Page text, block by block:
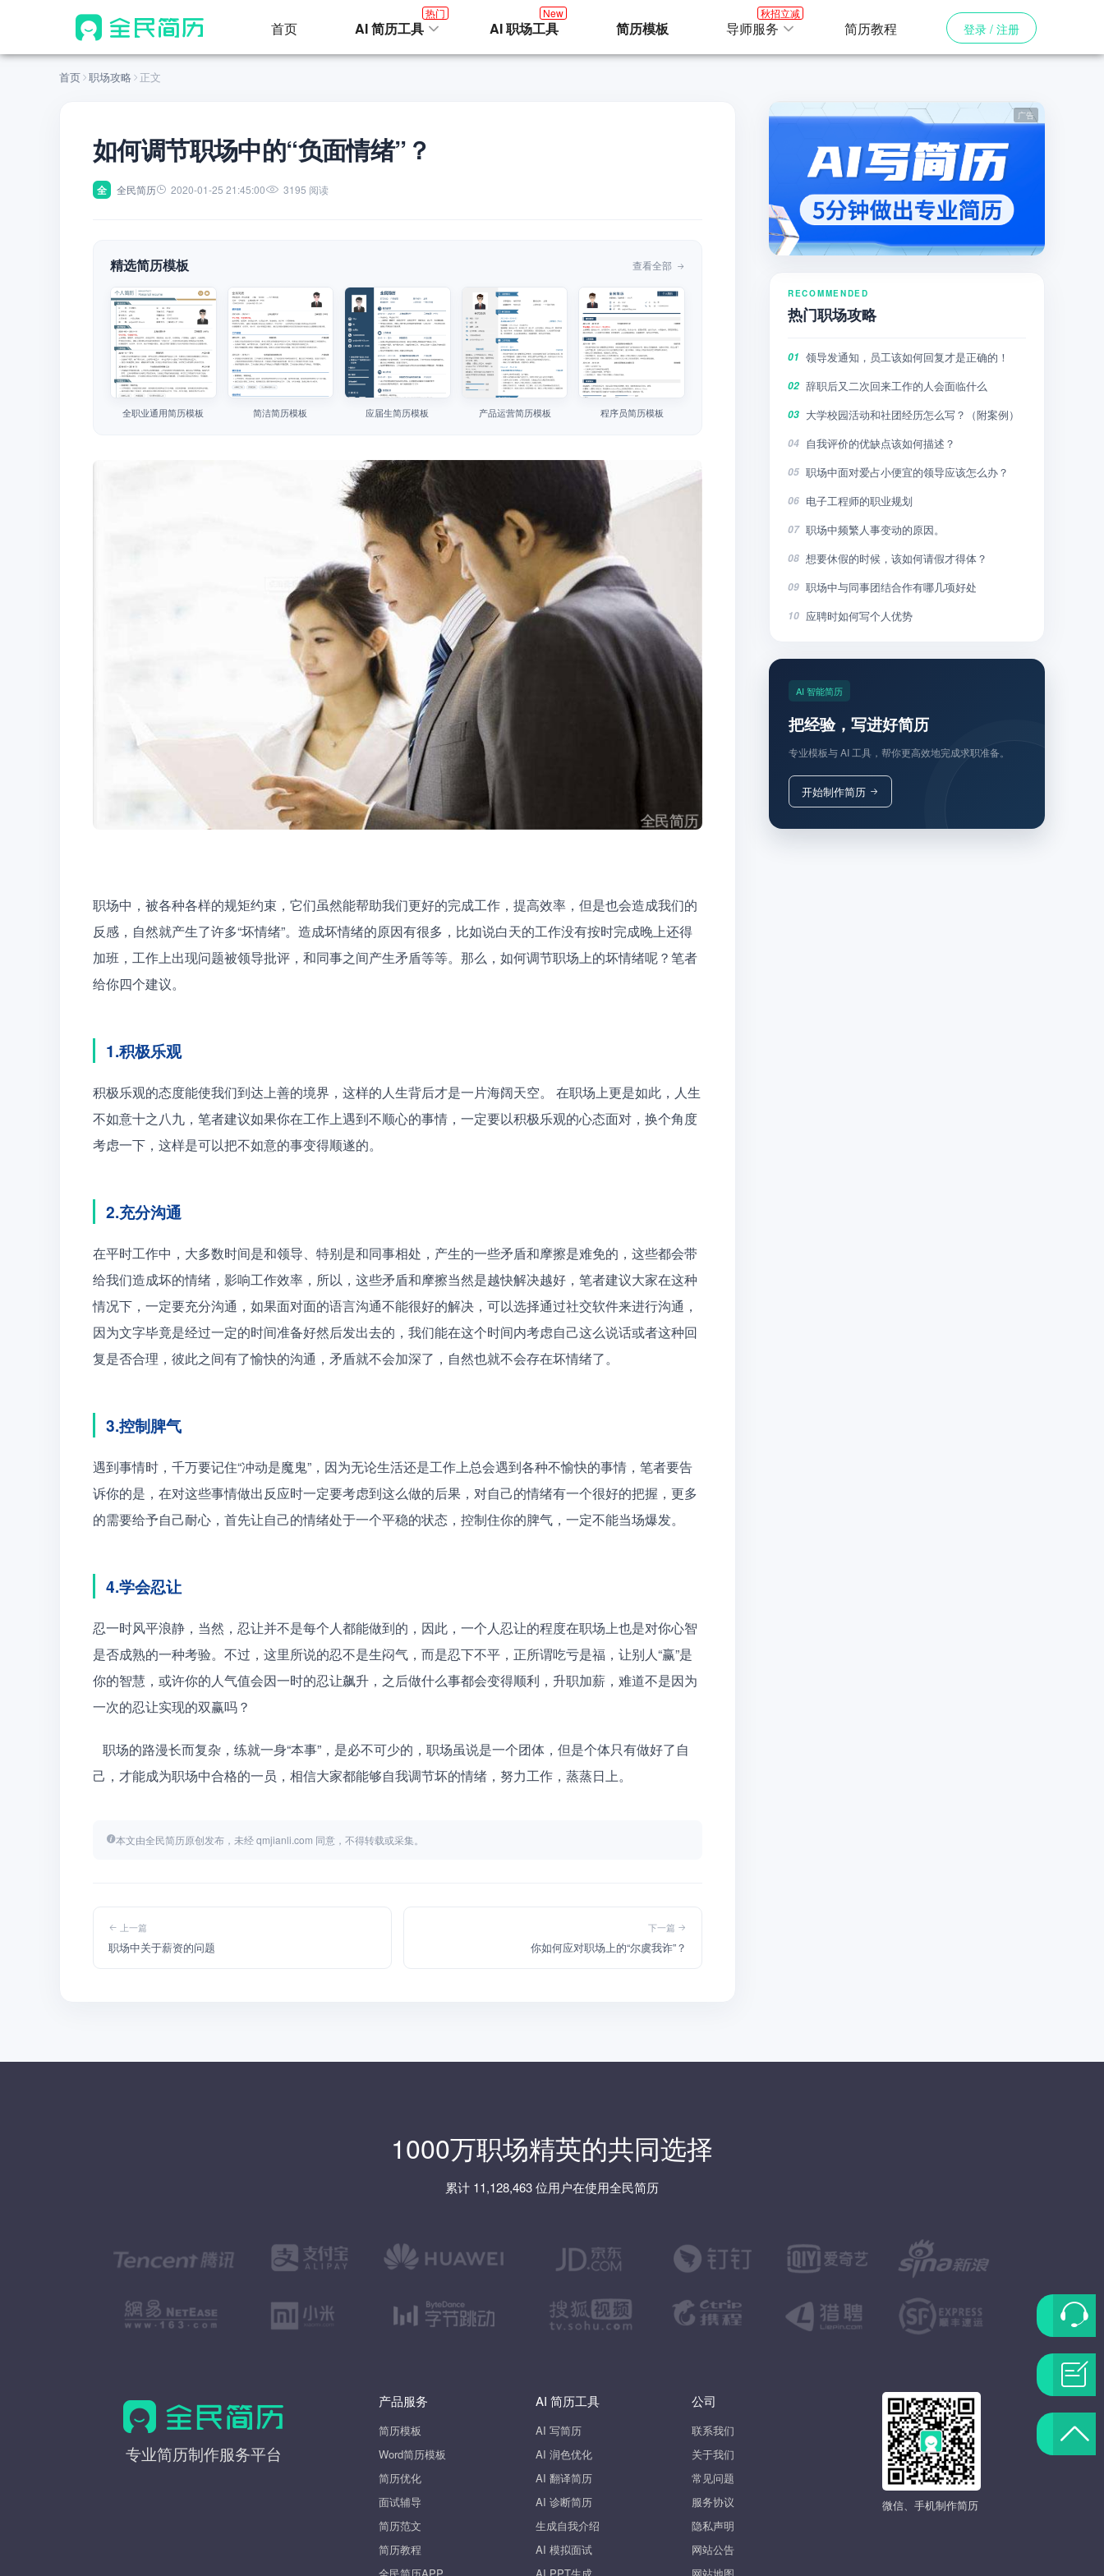
首页 AI 简历工具
热门
AI 职场工具
New
简历模板 导师服务
秋招立减
简历教程 登录 / 注册
首页 职场攻略 正文
如何调节职场中的“负面情绪”？
全 全民简历 2020-01-25 21:45:00 3195 阅读
精选简历模板 查看全部
全职业通用简历模板 简洁简历模板 应届生简历模板 产品运营简历模板 程序员简历模板
职场中，被各种各样的规矩约束，它们虽然能帮助我们更好的完成工作，提高效率，但是也会造成我们的
反感，自然就产生了许多“坏情绪”。造成坏情绪的原因有很多，比如说白天的工作没有按时完成晚上还得
加班，工作上出现问题被领导批评，和同事之间产生矛盾等等。那么，如何调节职场上的坏情绪呢？笔者
给你四个建议。
1.积极乐观
积极乐观的态度能使我们到达上善的境界，这样的人生背后才是一片海阔天空。 在职场上更是如此，人生
不如意十之八九，笔者建议如果你在工作上遇到不顺心的事情，一定要以积极乐观的心态面对，换个角度
考虑一下，这样是可以把不如意的事变得顺遂的。
2.充分沟通
在平时工作中，大多数时间是和领导、特别是和同事相处，产生的一些矛盾和摩擦是难免的，这些都会带
给我们造成坏的情绪，影响工作效率，所以，这些矛盾和摩擦当然是越快解决越好，笔者建议大家在这种
情况下，一定要充分沟通，如果面对面的语言沟通不能很好的解决，可以选择通过社交软件来进行沟通，
因为文字毕竟是经过一定的时间准备好然后发出去的，我们能在这个时间内考虑自己这么说话或者这种回
复是否合理，彼此之间有了愉快的沟通，矛盾就不会加深了，自然也就不会存在坏情绪了。
3.控制脾气
遇到事情时，千万要记住“冲动是魔鬼”，因为无论生活还是工作上总会遇到各种不愉快的事情，笔者要告
诉你的是，在对这些事情做出反应时一定要考虑到这么做的后果，对自己的情绪有一个很好的把握，更多
的需要给予自己耐心，首先让自己的情绪处于一个平稳的状态，控制住你的脾气，一定不能当场爆发。
4.学会忍让
忍一时风平浪静，当然，忍让并不是每个人都能做到的，因此，一个人忍让的程度在职场上也是对你心智
是否成熟的一种考验。不过，这里所说的忍不是生闷气，而是忍下不平，正所谓吃亏是福，让别人“赢”是
你的智慧，或许你的人气值会因一时的忍让飙升，之后做什么事都会变得顺利，升职加薪，难道不是因为
一次的忍让实现的双赢吗？
己，才能成为职场中合格的一员，相信大家都能够自我调节坏的情绪，努力工作，蒸蒸日上。
本文由全民简历原创发布，未经 qmjianli.com 同意，不得转载或采集。
上一篇
职场中关于薪资的问题
下一篇
你如何应对职场上的“尔虞我诈”？
RECOMMENDED
热门职场攻略
01 领导发通知，员工该如何回复才是正确的！
02 辞职后又二次回来工作的人会面临什么
03 大学校园活动和社团经历怎么写？（附案例）
04 自我评价的优缺点该如何描述？
05 职场中面对爱占小便宜的领导应该怎么办？
06 电子工程师的职业规划
07 职场中频繁人事变动的原因。
08 想要休假的时候，该如何请假才得体？
09 职场中与同事团结合作有哪几项好处
10 应聘时如何写个人优势
AI 智能简历
把经验，写进好简历
专业模板与 AI 工具，帮你更高效地完成求职准备。
开始制作简历
1000万职场精英的共同选择
累计 11,128,463 位用户在使用全民简历
全
专业简历制作服务平台
产品服务
简历模板
Word简历模板
简历优化
面试辅导
简历范文
简历教程
AI 简历工具
AI 写简历
AI 润色优化
AI 翻译简历
AI 诊断简历
生成自我介绍
AI 模拟面试
公司
联系我们
关于我们
常见问题
服务协议
隐私声明
网站公告
微信、手机制作简历
联
系
客
服
题
反
返